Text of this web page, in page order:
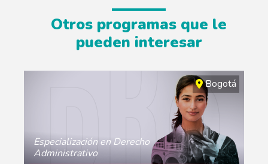
Otros programas que le
pueden interesar
Bogotá
Especialización en Derecho
Administrativo